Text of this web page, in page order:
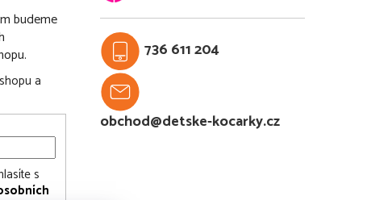
budeme
a
s
736 611 204
obchod@detske-kocarky.cz